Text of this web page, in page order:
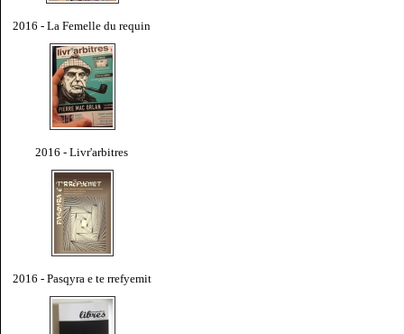
2016 - La Femelle du requin
2016 - Livr'arbitres
2016 - Pasqyra e te rrefyemit